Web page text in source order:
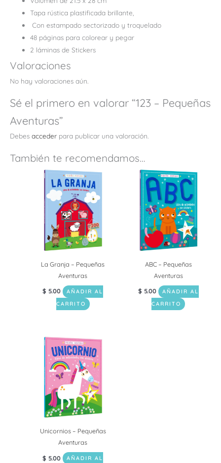
Tapa rústica plastificada brillante,
Con estampado sectorizado y troquelado
48 páginas para colorear y pegar
2 láminas de Stickers
Valoraciones
No hay valoraciones aún.
Sé el primero en valorar “123 – Pequeñas
Aventuras”
Debes acceder para publicar una valoración.
También te recomendamos…
La Granja – Pequeñas
Aventuras
$ 5.00
AÑADIR AL
CARRITO
ABC – Pequeñas
Aventuras
$ 5.00
AÑADIR AL
CARRITO
Unicornios – Pequeñas
Aventuras
$ 5.00
AÑADIR AL